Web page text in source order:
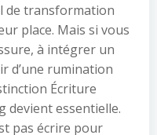
de transformation
place. Mais si vous
à intégrer un
d’une rumination
Écriture
devient essentielle.
pas écrire pour